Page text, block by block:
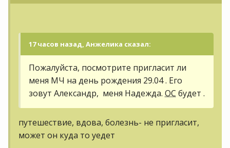
17 часов назад, Анжелика сказал:
Пожалуйста, посмотрите пригласит ли
меня МЧ на день рождения 29.04 . Его
зовут Александр, меня Надежда. ОС будет .
путешествие, вдова, болезнь- не пригласит,
может он куда то уедет